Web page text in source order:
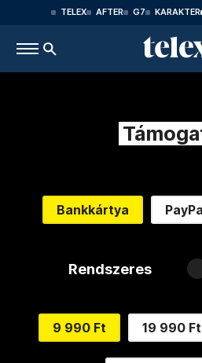
TELEX AFTER G7 KARAKTER
Bankkártya
Rendszeres
9 990 Ft 19 990 Ft